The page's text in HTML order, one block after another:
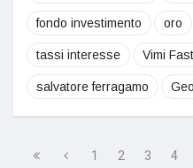
fondo investimento oro
tassi interesse Vimi
salvatore ferragamo
1 2 3 4